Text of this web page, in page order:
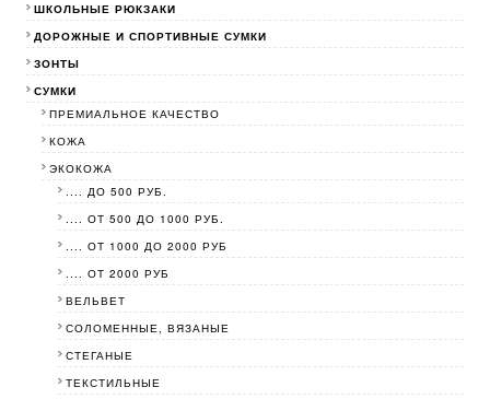
ШКОЛЬНЫЕ РЮКЗАКИ
ДОРОЖНЫЕ И СПОРТИВНЫЕ СУМКИ
ЗОНТЫ
СУМКИ
ПРЕМИАЛЬНОЕ КАЧЕСТВО
КОЖА
ЭКОКОЖА
.... ДО 500 РУБ.
.... ОТ 500 ДО 1000 РУБ.
.... ОТ 1000 ДО 2000 РУБ
.... ОТ 2000 РУБ
ВЕЛЬВЕТ
СОЛОМЕННЫЕ, ВЯЗАНЫЕ
СТЕГАНЫЕ
ТЕКСТИЛЬНЫЕ